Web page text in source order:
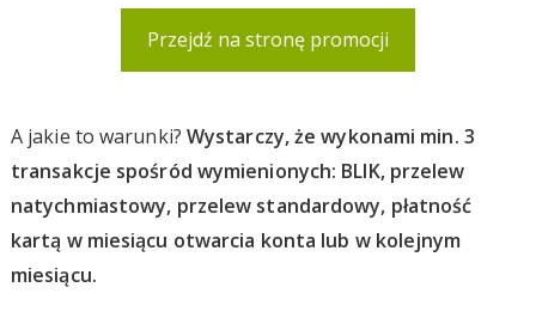
Przejdź na stronę promocji
A jakie to warunki? Wystarczy, że wykonami min. 3
transakcje spośród wymienionych: BLIK, przelew
natychmiastowy, przelew standardowy, płatność
kartą w miesiącu otwarcia konta lub w kolejnym
miesiącu.